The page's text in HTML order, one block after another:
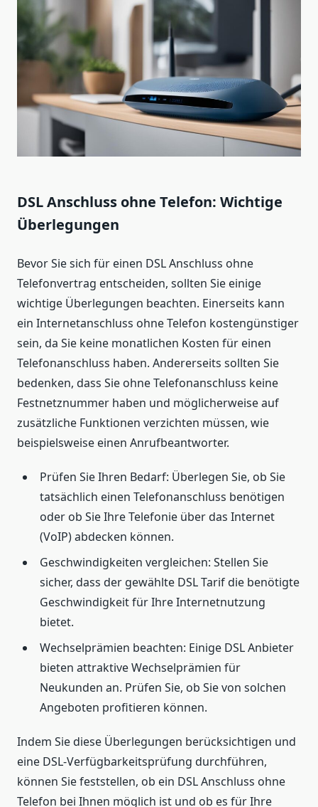
DSL Anschluss ohne Telefon: Wichtige
Überlegungen
Bevor Sie sich für einen DSL Anschluss ohne
Telefonvertrag entscheiden, sollten Sie einige
wichtige Überlegungen beachten. Einerseits kann
ein Internetanschluss ohne Telefon kostengünstiger
sein, da Sie keine monatlichen Kosten für einen
Telefonanschluss haben. Andererseits sollten Sie
bedenken, dass Sie ohne Telefonanschluss keine
Festnetznummer haben und möglicherweise auf
zusätzliche Funktionen verzichten müssen, wie
beispielsweise einen Anrufbeantworter.
Prüfen Sie Ihren Bedarf: Überlegen Sie, ob Sie
tatsächlich einen Telefonanschluss benötigen
oder ob Sie Ihre Telefonie über das Internet
(VoIP) abdecken können.
Geschwindigkeiten vergleichen: Stellen Sie
sicher, dass der gewählte DSL Tarif die benötigte
Geschwindigkeit für Ihre Internetnutzung
bietet.
Wechselprämien beachten: Einige DSL Anbieter
bieten attraktive Wechselprämien für
Neukunden an. Prüfen Sie, ob Sie von solchen
Angeboten profitieren können.
Indem Sie diese Überlegungen berücksichtigen und
eine DSL-Verfügbarkeitsprüfung durchführen,
können Sie feststellen, ob ein DSL Anschluss ohne
Telefon bei Ihnen möglich ist und ob es für Ihre